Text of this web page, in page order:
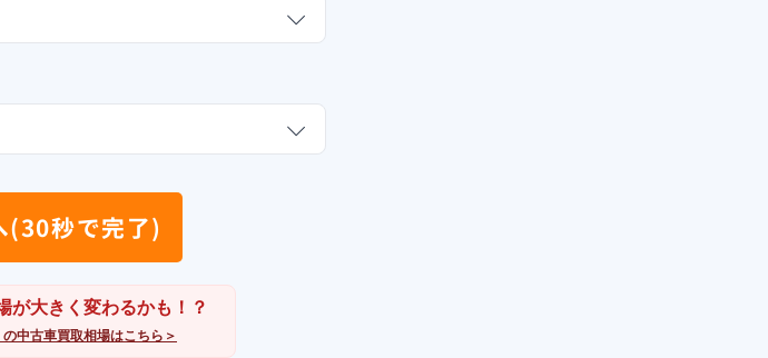
(30秒で完了)
が大きく変わるかも！？
中古車買取相場はこちら＞